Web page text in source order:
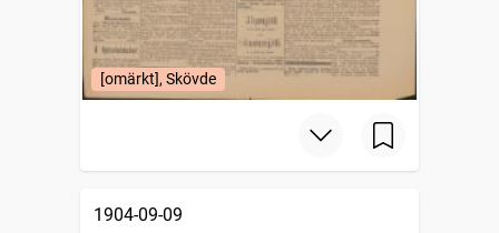
[omärkt], Skövde
1904-09-09